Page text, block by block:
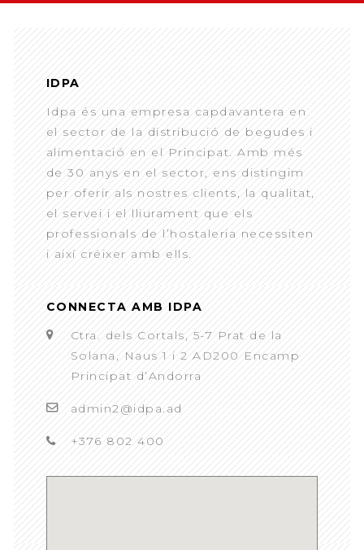
IDPA
Idpa és una empresa capdavantera en
el sector de la distribució de begudes i
alimentació en el Principat. Amb més
de 30 anys en el sector, ens distingim
per oferir als nostres clients, la qualitat,
el servei i el lliurament que els
professionals de l’hostaleria necessiten
i així créixer amb ells.
CONNECTA AMB IDPA
Ctra. dels Cortals, 5-7 Prat de la
Solana, Naus 1 i 2 AD200 Encamp
Principat d’Andorra
admin2@idpa.ad
+376 802 400